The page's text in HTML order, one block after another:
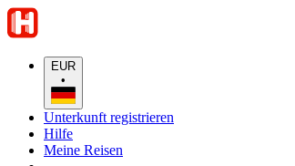
EUR
•
Unterkunft registrieren
Hilfe
Meine Reisen